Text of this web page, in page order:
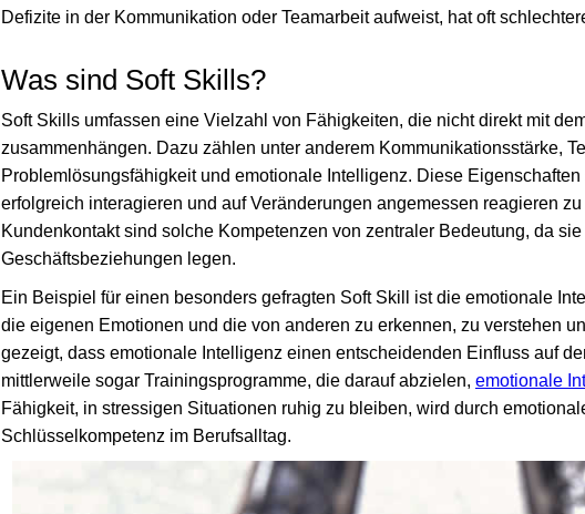
Defizite in der Kommunikation oder Teamarbeit aufweist, hat oft
Was sind Soft Skills?
Soft Skills umfassen eine Vielzahl von Fähigkeiten, die nicht direkt mit
zusammenhängen. Dazu zählen unter anderem Kommunikationsstärke,
Problemlösungsfähigkeit und emotionale Intelligenz. Diese
erfolgreich interagieren und auf Veränderungen angemessen reagieren
Kundenkontakt sind solche Kompetenzen von zentraler Bedeutung, da
Geschäftsbeziehungen legen.
Ein Beispiel für einen besonders gefragten Soft Skill ist die emotionale
die eigenen Emotionen und die von anderen zu erkennen, zu verstehen
gezeigt, dass emotionale Intelligenz einen entscheidenden Einfluss auf
mittlerweile sogar Trainingsprogramme, die darauf abzielen, emotionale
Fähigkeit, in stressigen Situationen ruhig zu bleiben, wird durch
Schlüsselkompetenz im Berufsalltag.